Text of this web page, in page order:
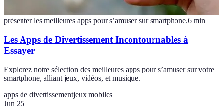
présenter les meilleures apps pour s’amuser sur smartphone.6 min
Les Apps de Divertissement Incontournables à
Essayer
Explorez notre sélection des meilleures apps pour s’amuser sur votre
smartphone, alliant jeux, vidéos, et musique.
apps de divertissementjeux mobiles
Jun 25